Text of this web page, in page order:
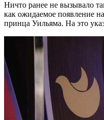
Ничто ранее не вызывало
как ожидаемое появление
принца Уильяма. На это